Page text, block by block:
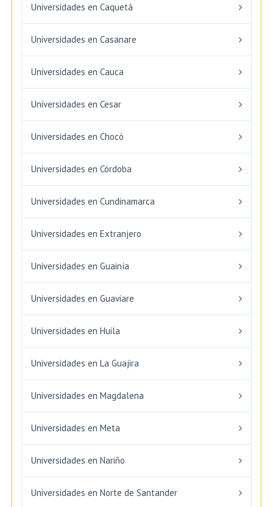
Universidades en Caquetá
Universidades en Casanare
Universidades en Cauca
Universidades en Cesar
Universidades en Chocó
Universidades en Córdoba
Universidades en Cundinamarca
Universidades en Extranjero
Universidades en Guainía
Universidades en Guaviare
Universidades en Huila
Universidades en La Guajira
Universidades en Magdalena
Universidades en Meta
Universidades en Nariño
Universidades en Norte de Santander